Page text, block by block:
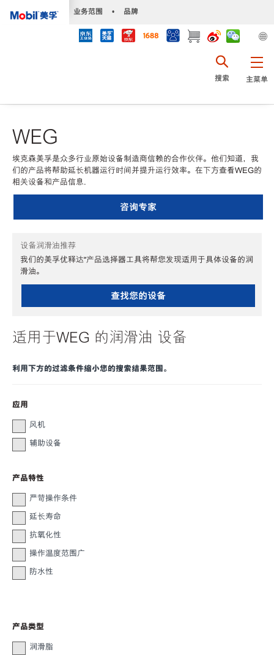
业务范围 • 品牌
主菜单
搜索
WEG
埃克森美孚是众多行业原始设备制造商信赖的合作伙伴。他们知道，我
们的产品将帮助延长机器运行时间并提升运行效率。在下方查看WEG的
相关设备和产品信息.
咨询专家
设备润滑油推荐
我们的美孚优释达℠产品选择器工具将帮您发现适用于具体设备的润
滑油。
查找您的设备
适用于WEG 的润滑油 设备
利用下方的过滤条件缩小您的搜索结果范围。
应用
风机
辅助设备
产品特性
严苛操作条件
延长寿命
抗氧化性
操作温度范围广
防水性
产品类型
润滑脂